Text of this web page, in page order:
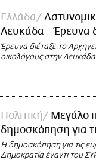
Ελλάδα
Λευκάδα - Έρευνα
Έρευνα διέταξε το
οικολόγους στην Λευκάδα
Πολιτική
Μεγάλο
δημοσκόπηση για
Η δημοσκόπηση για τις
Δημοκρατία έναντι του